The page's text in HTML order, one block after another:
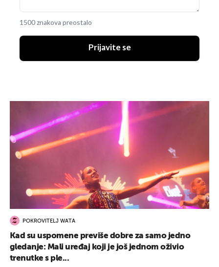
1500 znakova preostalo
Prijavite se
POKROVITELJ WATA
Kad su uspomene previše dobre za samo jedno
gledanje: Mali uređaj koji je još jednom oživio
trenutke s ple...